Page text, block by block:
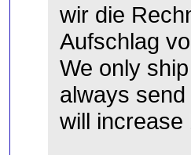
wir die
Aufschlag
We only
always
will increase